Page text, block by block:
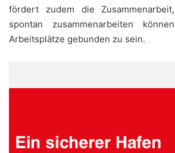
fördert zudem die
spontan zusammenarbeiten
Arbeitsplätze gebunden zu sein.